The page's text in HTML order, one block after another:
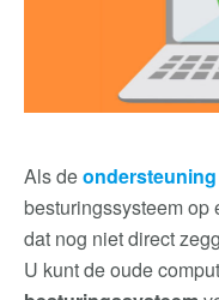
Als deondersteuning
besturingssysteem op
dat nog niet direct
U kunt de oude